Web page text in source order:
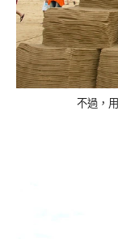
不過，